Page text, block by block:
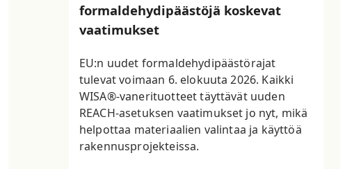
formaldehydipäästöjä koskevat
vaatimukset
EU:n uudet formaldehydipäästörajat
tulevat voimaan 6. elokuuta 2026. Kaikki
WISA®-vanerituotteet täyttävät uuden
REACH-asetuksen vaatimukset jo nyt, mikä
helpottaa materiaalien valintaa ja käyttöä
rakennusprojekteissa.